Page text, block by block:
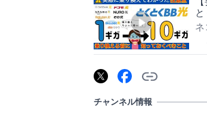
ネ
チャンネル情報